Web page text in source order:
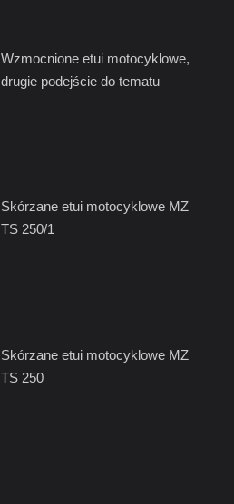
Wzmocnione etui motocyklowe,
drugie podejście do tematu
Skórzane etui motocyklowe MZ
TS 250/1
Skórzane etui motocyklowe MZ
TS 250